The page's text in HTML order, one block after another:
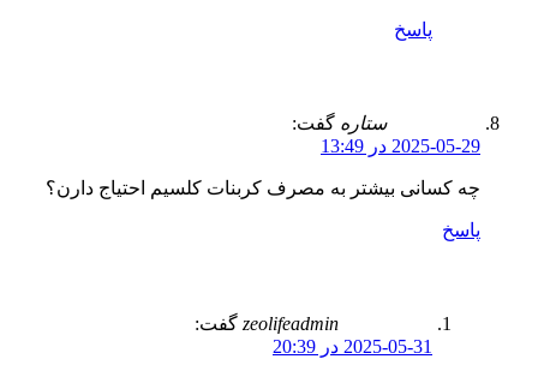
پاسخ
ستاره گفت:
2025-05-29 در 13:49
چه کسانی بیشتر به مصرف کربنات کلسیم احتیاج دارن؟
پاسخ
zeolifeadmin گفت:
2025-05-31 در 20:39